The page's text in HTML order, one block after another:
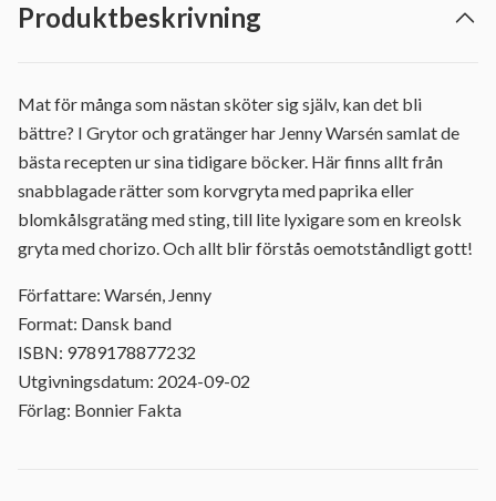
Produktbeskrivning
Mat för många som nästan sköter sig själv, kan det bli
bättre? I Grytor och gratänger har Jenny Warsén samlat de
bästa recepten ur sina tidigare böcker. Här finns allt från
snabblagade rätter som korvgryta med paprika eller
blomkålsgratäng med sting, till lite lyxigare som en kreolsk
gryta med chorizo. Och allt blir förstås oemotståndligt gott!
Författare: Warsén, Jenny
Format: Dansk band
ISBN: 9789178877232
Utgivningsdatum: 2024-09-02
Förlag: Bonnier Fakta